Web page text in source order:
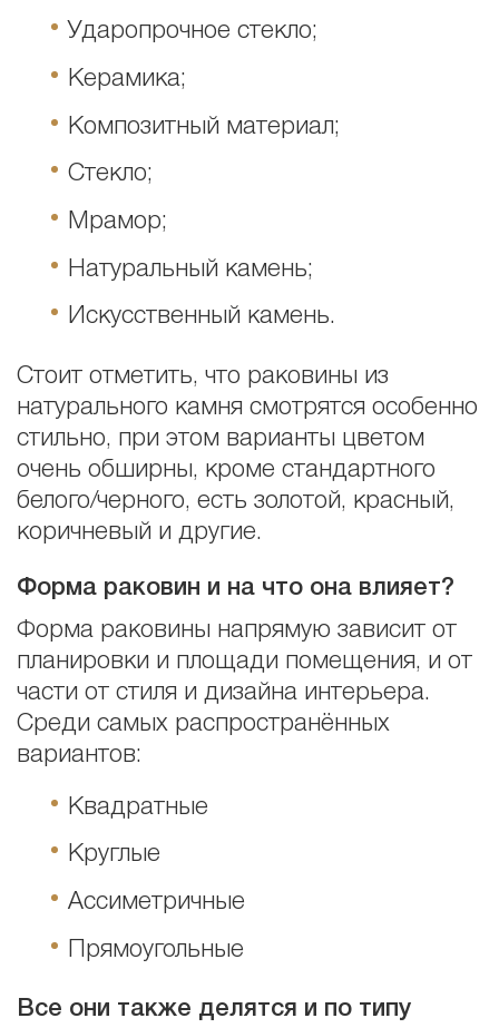
Ударопрочное стекло;
Керамика;
Композитный материал;
Стекло;
Мрамор;
Натуральный камень;
Искусственный камень.
Стоит отметить, что раковины из
натурального камня смотрятся особенно
стильно, при этом варианты цветом
очень обширны, кроме стандартного
белого/черного, есть золотой, красный,
коричневый и другие.
Форма раковин и на что она влияет?
Форма раковины напрямую зависит от
планировки и площади помещения, и от
части от стиля и дизайна интерьера.
Среди самых распространённых
вариантов:
Квадратные
Круглые
Ассиметричные
Прямоугольные
Все они также делятся и по типу